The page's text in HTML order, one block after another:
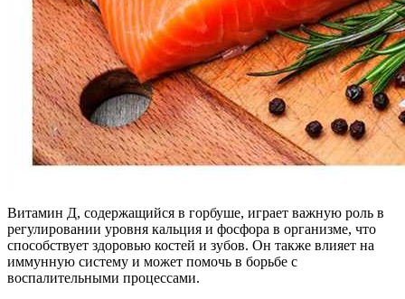
Витамин Д, содержащийся в горбуше, играет важную роль в
регулировании уровня кальция и фосфора в организме, что
способствует здоровью костей и зубов. Он также влияет на
иммунную систему и может помочь в борьбе с
воспалительными процессами.